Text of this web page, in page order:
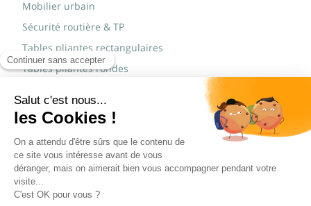
Mobilier urbain
Sécurité routière & TP
Tables pliantes rectangulaires
Tables pliantes rondes
Marques
JAD Groupe
Procity®